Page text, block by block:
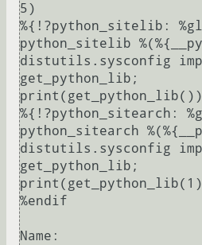
5)
%{!?python_sitelib:
python_sitelib
distutils.sysconfig
get_python_lib;
%{!?python_sitearch:
python_sitearch
distutils.sysconfig
get_python_lib;
%endif
Name:			ailurus